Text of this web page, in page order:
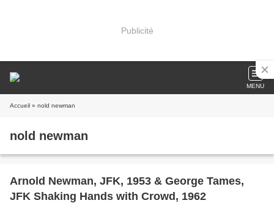
Publicité
MENU
Accueil » nold newman
nold newman
Arnold Newman, JFK, 1953 & George Tames,
JFK Shaking Hands with Crowd, 1962